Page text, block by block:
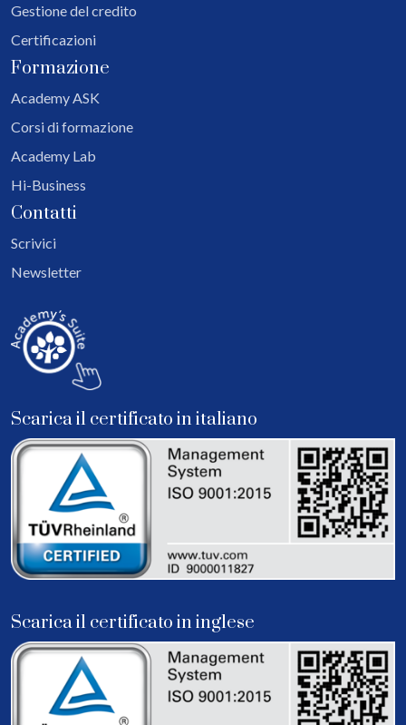
Gestione del credito
Certificazioni
Formazione
Academy ASK
Corsi di formazione
Academy Lab
Hi-Business
Contatti
Scrivici
Newsletter
Scarica il certificato in italiano
Scarica il certificato in inglese